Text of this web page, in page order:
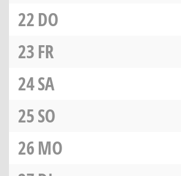
22DO
23FR
24SA
25SO
26MO